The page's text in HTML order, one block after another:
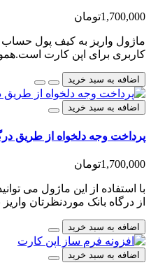
1,700,000تومان
ماژول واریز به کیف پول حساب
کاربری برای اپن کارت
اضافه به سبد خرید
اضافه به سبد خرید
پرداخت وجه دلخواه از طریق
1,700,000تومان
با استفاده از این ماژول می
از درگاه بانک موردنظرتان واریز
اضافه به سبد خرید
اضافه به سبد خرید